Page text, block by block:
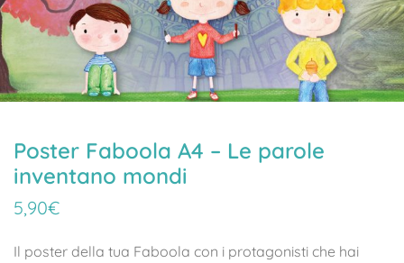
Poster Faboola A4 – Le parole
inventano mondi
5,90€
Il poster della tua Faboola con i protagonisti che hai